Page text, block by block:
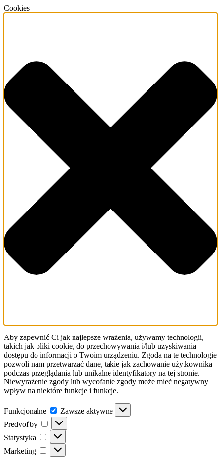
Cookies
Aby zapewnić Ci jak najlepsze wrażenia, używamy technologii,
takich jak pliki cookie, do przechowywania i/lub uzyskiwania
dostępu do informacji o Twoim urządzeniu. Zgoda na te technologie
pozwoli nam przetwarzać dane, takie jak zachowanie użytkownika
podczas przeglądania lub unikalne identyfikatory na tej stronie.
Niewyrażenie zgody lub wycofanie zgody może mieć negatywny
wpływ na niektóre funkcje i funkcje.
Funkcjonalne Funkcjonalne
Zawsze aktywne
Predvoľby
Predvoľby
Statystyka Statystyka
Marketing Marketing